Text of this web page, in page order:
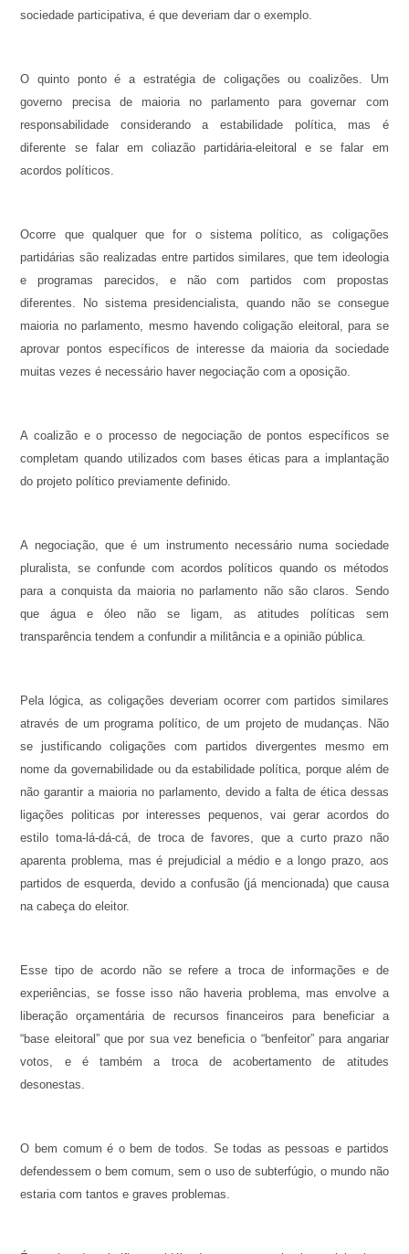
sociedade participativa, é que deveriam dar o exemplo.
O quinto ponto é a estratégia de coligações ou coalizões. Um
governo precisa de maioria no parlamento para governar com
responsabilidade considerando a estabilidade política, mas é
diferente se falar em coliazão partidária-eleitoral e se falar em
acordos políticos.
Ocorre que qualquer que for o sistema político, as coligações
partidárias são realizadas entre partidos similares, que tem ideologia
e programas parecidos, e não com partidos com propostas
diferentes. No sistema presidencialista, quando não se consegue
maioria no parlamento, mesmo havendo coligação eleitoral, para se
aprovar pontos específicos de interesse da maioria da sociedade
muitas vezes é necessário haver negociação com a oposição.
A coalizão e o processo de negociação de pontos específicos se
completam quando utilizados com bases éticas para a implantação
do projeto político previamente definido.
A negociação, que é um instrumento necessário numa sociedade
pluralista, se confunde com acordos políticos quando os métodos
para a conquista da maioria no parlamento não são claros. Sendo
que água e óleo não se ligam, as atitudes políticas sem
transparência tendem a confundir a militância e a opinião pública.
Pela lógica, as coligações deveriam ocorrer com partidos similares
através de um programa político, de um projeto de mudanças. Não
se justificando coligações com partidos divergentes mesmo em
nome da governabilidade ou da estabilidade política, porque além de
não garantir a maioria no parlamento, devido a falta de ética dessas
ligações politicas por interesses pequenos, vai gerar acordos do
estilo toma-lá-dá-cá, de troca de favores, que a curto prazo não
aparenta problema, mas é prejudicial a médio e a longo prazo, aos
partidos de esquerda, devido a confusão (já mencionada) que causa
na cabeça do eleitor.
Esse tipo de acordo não se refere a troca de informações e de
experiências, se fosse isso não haveria problema, mas envolve a
liberação orçamentária de recursos financeiros para beneficiar a
“base eleitoral” que por sua vez beneficia o “benfeitor” para angariar
votos, e é também a troca de acobertamento de atitudes
desonestas.
O bem comum é o bem de todos. Se todas as pessoas e partidos
defendessem o bem comum, sem o uso de subterfúgio, o mundo não
estaria com tantos e graves problemas.